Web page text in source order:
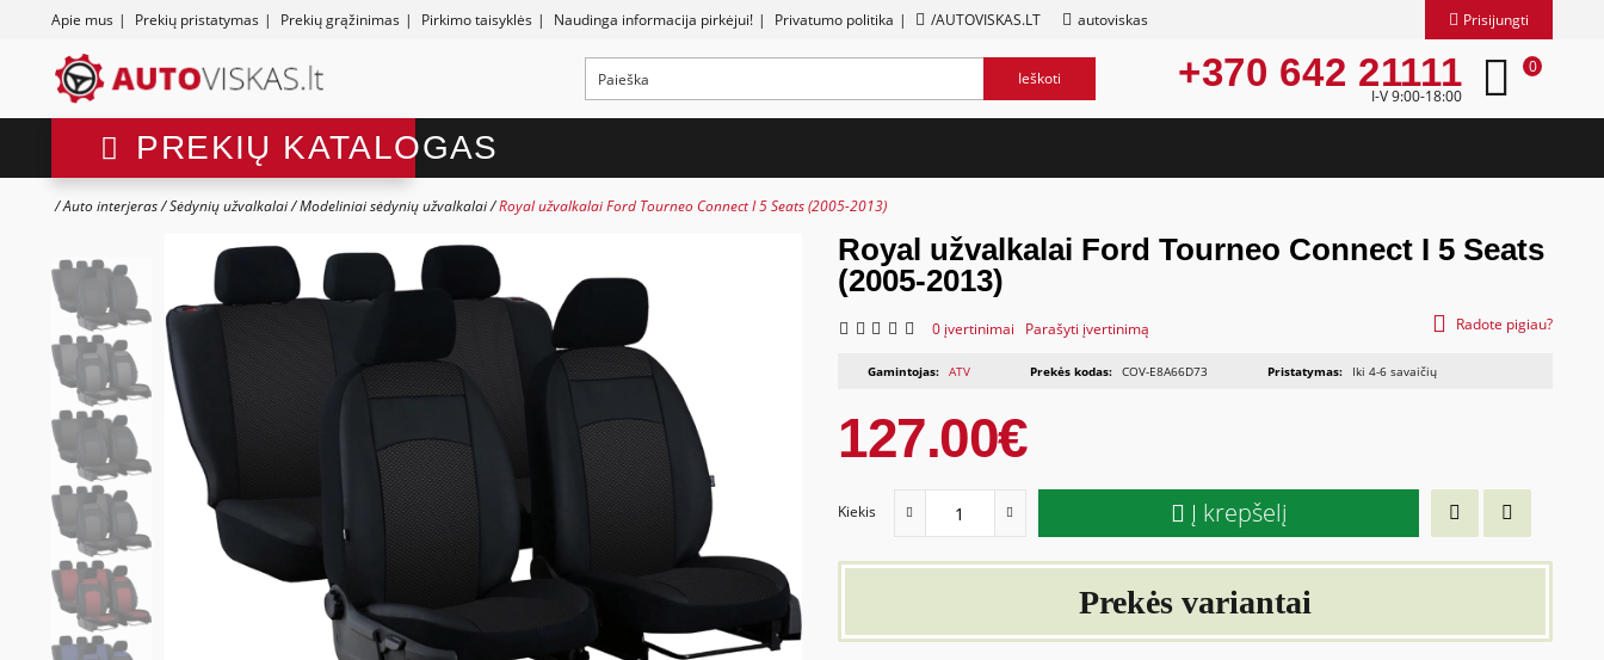
Apie mus | Prekių pristatymas | Prekių grąžinimas | Pirkimo taisyklės | Naudinga informacija pirkėjui! | Privatumo politika | /AUTOVISKAS.LT autoviskas Prisijungti
Ieškoti +370 642 21111
I-V 9:00-18:00
0
PREKIŲ KATALOGAS
Auto interjeras Sėdynių užvalkalai Modeliniai sėdynių užvalkalai Royal užvalkalai Ford Tourneo Connect I 5 Seats (2005-2013)
Royal užvalkalai Ford Tourneo Connect I 5 Seats
(2005-2013)
0 įvertinimai Parašyti įvertinimą Radote pigiau?
Gamintojas: ATV Prekės kodas: COV-E8A66D73 Pristatymas: Iki 4-6 savaičių
127.00€
Kiekis Į krepšelį
Prekės variantai